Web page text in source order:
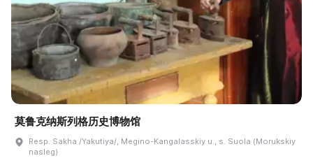
莫鲁克纳斯列格历史博物馆
Resp. Sakha /Yakutiya/, Megino-Kangalasskiy u., s. Suola (Morukskiy
nasleg)